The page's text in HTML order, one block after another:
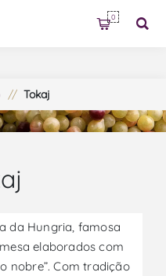
0
/ Tokaj
da Hungria, famosa
elaborados com
nobre”. Com tradição